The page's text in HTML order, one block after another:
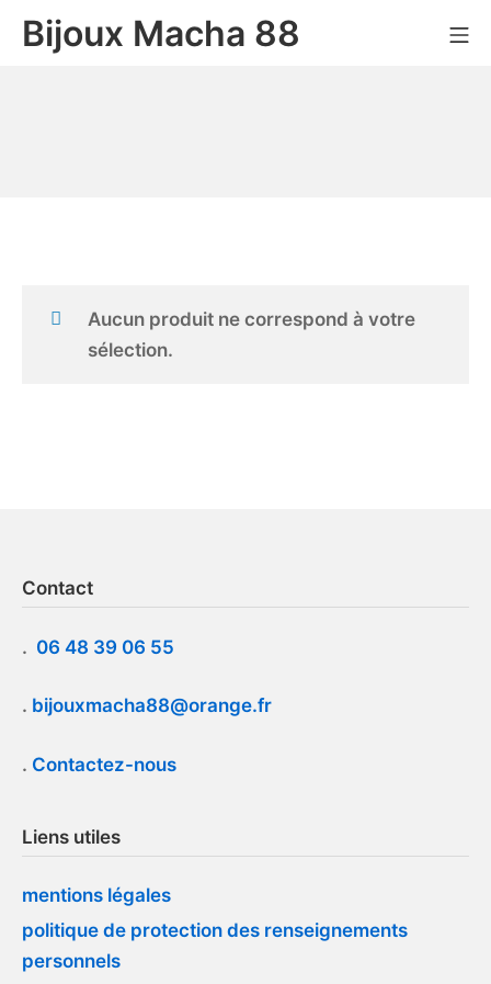
Bijoux Macha 88
Aucun produit ne correspond à votre
sélection.
Contact
. 06 48 39 06 55
. bijouxmacha88@orange.fr
. Contactez-nous
Liens utiles
mentions légales
politique de protection des renseignements
personnels